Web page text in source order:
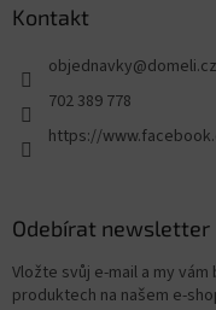
Kontakt
objednavky@domeli.cz
702 389 778
https://
Odebírat newsletter
Vložte svůj e-mail a my
produktech na našem e-